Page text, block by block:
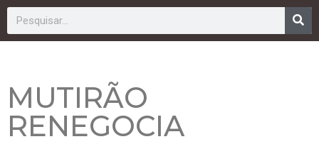
MUTIRÃO
RENEGOCIA